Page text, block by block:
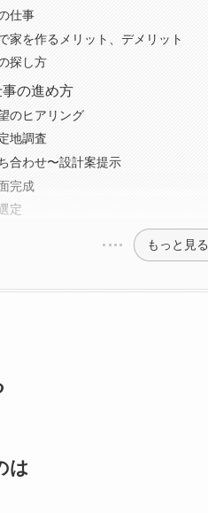
仕事
家を作るメリット、デメリット
探し方
の進め方
のヒアリング
地調査
合わせ〜設計案提示
完成
定
もっと見る
は